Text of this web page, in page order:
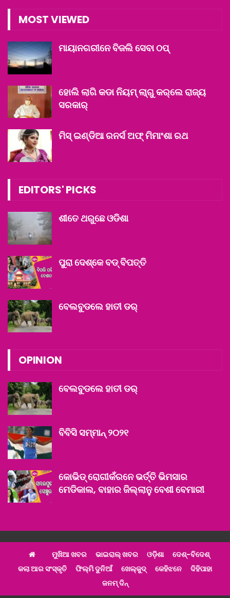
MOST VIEWED
ମାୟାନଗରୀନେ ବିଜଲି ସେବା ଠପ୍‌
ହୋଲି ଲାଗି କଡା ନିୟମ୍ ଲା୍‌ଗୁ କର୍‌ଲେ ରାଜ୍ୟ
ସରକାର୍
ମିସ୍ ଇଣ୍ଡିଆ ରନର୍ସ ଅଫ୍ ମିମାଂଶା ରଥ
EDITORS' PICKS
ଶୀତେ ଥରୁଛେ ଓଡିଶା
ପୁରା ଦେଶ୍‌କେ ବଡ୍ ବିପତ୍ତି
ବେଲବୁଡଲେ ହାତୀ ଡର୍‌
OPINION
ବେଲବୁଡଲେ ହାତୀ ଡର୍‌
ବିବିସି ସମ୍ମାନ୍ ୨୦୨୧
କୋଭିଡ୍ ରୋଗୀକଁରନେ ଭର୍ତ୍ତି ଭିମସାର
ମେଡିକାଲ, ବାହାର ଜିଲ୍ଲାନୁ ବେଶୀ ବେମାରୀ
ମୁଖିଆ ଖବର ଭାଇରାଲ୍ ଖବର ଓଡ଼ିଶା
ଦେଶ୍‌-ବିଦେଶ୍‌
କଲା ଆର ସଂସ୍କୃତି
ଫିଲ୍ମି ଦୁନିଆଁ ଖେଲ୍‌କୁଦ୍‌ କେହିଝନେ
ଦିହିପାହା
ଜନମ୍ ଦିନ୍